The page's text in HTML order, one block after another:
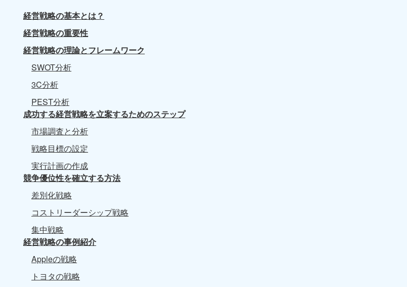
経営戦略の基本とは？
経営戦略の重要性
経営戦略の理論とフレームワーク
SWOT分析
3C分析
PEST分析
成功する経営戦略を立案するためのステップ
市場調査と分析
戦略目標の設定
実行計画の作成
競争優位性を確立する方法
差別化戦略
コストリーダーシップ戦略
集中戦略
経営戦略の事例紹介
Appleの戦略
トヨタの戦略